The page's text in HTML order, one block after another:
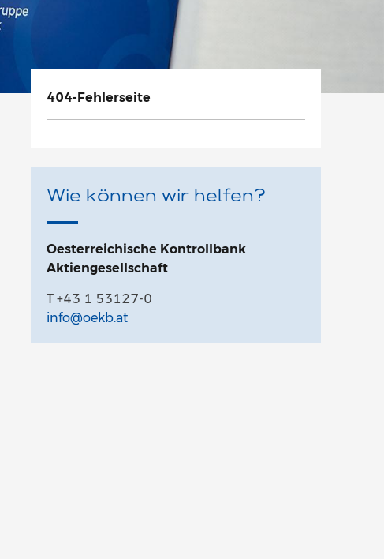
404-Fehlerseite
Wie können wir helfen?
Oesterreichische Kontrollbank
Aktiengesellschaft
T +43 1 53127-0
info@oekb.at